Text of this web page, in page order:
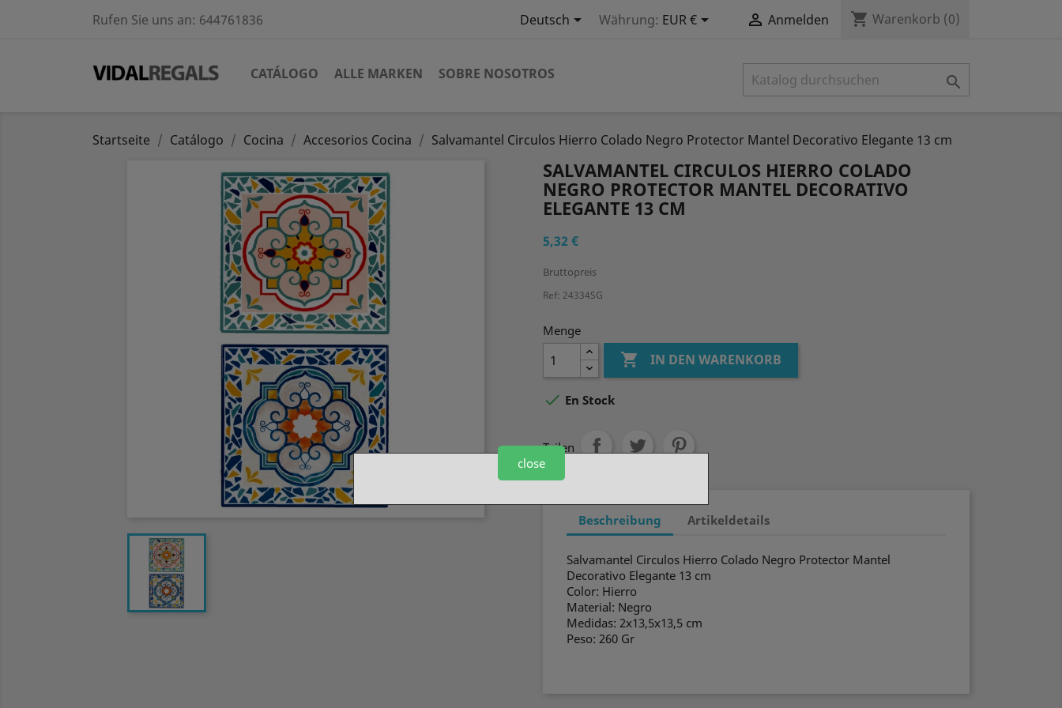
Rufen Sie uns an: 644761836 Deutsch Währung: EUR €  Anmelden shopping_cart Warenkorb (0)
CATÁLOGO ALLE MARKEN SOBRE NOSOTROS 
Startseite Catálogo Cocina Accesorios Cocina Salvamantel Circulos Hierro Colado Negro Protector Mantel Decorativo Elegante 13 cm
SALVAMANTEL CIRCULOS HIERRO COLADO
NEGRO PROTECTOR MANTEL DECORATIVO
ELEGANTE 13 CM
5,32 €
Bruttopreis
Ref: 24334SG
Menge
 IN DEN WARENKORB
 En Stock
Teilen
Beschreibung Artikeldetails
Salvamantel Circulos Hierro Colado Negro Protector Mantel
Decorativo Elegante 13 cm
Color: Hierro
Material: Negro
Medidas: 2x13,5x13,5 cm
Peso: 260 Gr
close